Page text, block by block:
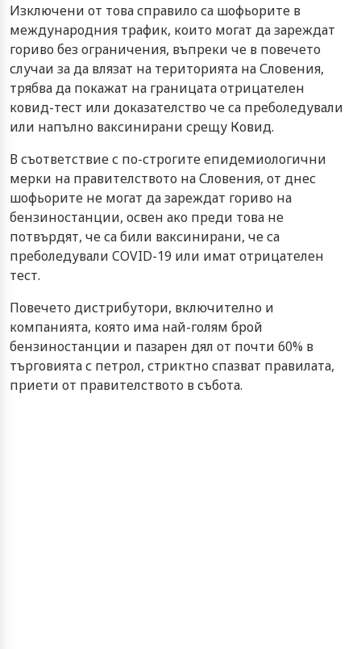
Изключени от това справило са шофьорите в
международния трафик, които могат да зареждат
гориво без ограничения, въпреки че в повечето
случаи за да влязат на територията на Словения,
трябва да покажат на границата отрицателен
ковид-тест или доказателство че са преболедували
или напълно ваксинирани срещу Ковид.
В съответствие с по-строгите епидемиологични
мерки на правителството на Словения, от днес
шофьорите не могат да зареждат гориво на
бензиностанции, освен ако преди това не
потвърдят, че са били ваксинирани, че са
преболедували COVID-19 или имат отрицателен
тест.
Повечето дистрибутори, включително и
компанията, която има най-голям брой
бензиностанции и пазарен дял от почти 60% в
търговията с петрол, стриктно спазват правилата,
приети от правителството в събота.